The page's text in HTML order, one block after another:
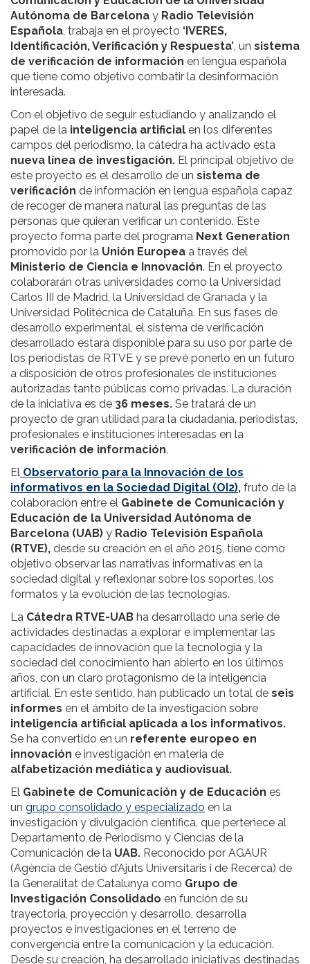
Autónoma de Barcelona y Radio Televisión
Española, trabaja en el proyecto ‘IVERES,
Identificación, Verificación y Respuesta’, un sistema
de verificación de información en lengua española
que tiene como objetivo combatir la desinformación
interesada.
Con el objetivo de seguir estudiando y analizando el
papel de la inteligencia artificial en los diferentes
campos del periodismo, la cátedra ha activado esta
nueva línea de investigación. El principal objetivo de
este proyecto es el desarrollo de un sistema de
verificación de información en lengua española capaz
de recoger de manera natural las preguntas de las
personas que quieran verificar un contenido. Este
proyecto forma parte del programa Next Generation
promovido por la Unión Europea a través del
Ministerio de Ciencia e Innovación. En el proyecto
colaborarán otras universidades como la Universidad
Carlos III de Madrid, la Universidad de Granada y la
Universidad Politécnica de Cataluña. En sus fases de
desarrollo experimental, el sistema de verificación
desarrollado estará disponible para su uso por parte de
los periodistas de RTVE y se prevé ponerlo en un futuro
a disposición de otros profesionales de instituciones
autorizadas tanto públicas como privadas. La duración
de la iniciativa es de 36 meses. Se tratará de un
proyecto de gran utilidad para la ciudadanía, periodistas,
profesionales e instituciones interesadas en la
verificación de información.
El Observatorio para la Innovación de los
informativos en la Sociedad Digital (OI2), fruto de la
colaboración entre el Gabinete de Comunicación y
Educación de la Universidad Autónoma de
Barcelona (UAB) y Radio Televisión Española
(RTVE), desde su creación en el año 2015, tiene como
objetivo observar las narrativas informativas en la
sociedad digital y reflexionar sobre los soportes, los
formatos y la evolución de las tecnologías.
La Cátedra RTVE-UAB ha desarrollado una serie de
actividades destinadas a explorar e implementar las
capacidades de innovación que la tecnología y la
sociedad del conocimiento han abierto en los últimos
años, con un claro protagonismo de la inteligencia
artificial. En este sentido, han publicado un total de seis
informes en el ámbito de la investigación sobre
inteligencia artificial aplicada a los informativos.
Se ha convertido en un referente europeo en
innovación e investigación en materia de
alfabetización mediática y audiovisual.
El Gabinete de Comunicación y de Educación es
un grupo consolidado y especializado en la
investigación y divulgación científica, que pertenece al
Departamento de Periodismo y Ciencias de la
Comunicación de la UAB. Reconocido por AGAUR
(Agència de Gestió d’Ajuts Universitaris i de Recerca) de
la Generalitat de Catalunya como Grupo de
Investigación Consolidado en función de su
trayectoria, proyección y desarrollo, desarrolla
proyectos e investigaciones en el terreno de
convergencia entre la comunicación y la educación.
Desde su creación, ha desarrollado iniciativas destinadas